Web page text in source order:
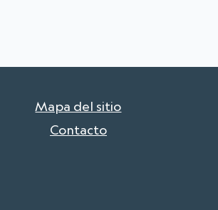
Mapa del sitio
Contacto